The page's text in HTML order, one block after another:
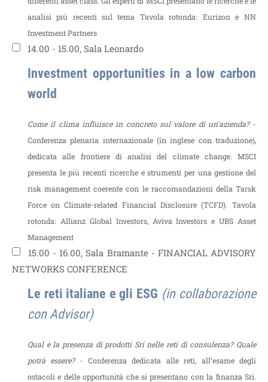
analisi più recenti sul tema Tavola rotonda: Eurizon e NN
Investment Partners
14.00 - 15.00, Sala Leonardo
Investment opportunities in a low carbon
world
Come il clima influisce in concreto sul valore di un’azienda?-
Conferenza plenaria internazionale (in inglese con traduzione),
dedicata alle frontiere di analisi del climate change. MSCI
presenta le più recenti ricerche e strumenti per una gestione del
risk management coerente con le raccomandazioni della Tarsk
Force on Climate-related Financial Disclosure (TCFD). Tavola
rotonda: Allianz Global Investors, Aviva Investors e UBS Asset
Management
15.00 - 16.00, Sala Bramante - FINANCIAL ADVISORY
NETWORKS CONFERENCE
Le reti italiane e gli ESG (in collaborazione
con Advisor)
Qual è la presenza di prodotti Sri nelle reti di consulenza? Quale
potrà essere?- Conferenza dedicata alle reti, all’esame degli
ostacoli e delle opportunità che si presentano con la finanza Sri.